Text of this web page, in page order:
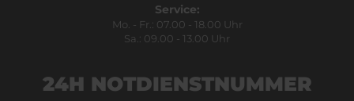
Service:
Mo. - Fr.: 07.00 - 18.00 Uhr
Sa.: 09.00 - 13.00 Uhr
24H NOTDIENSTNUMMER